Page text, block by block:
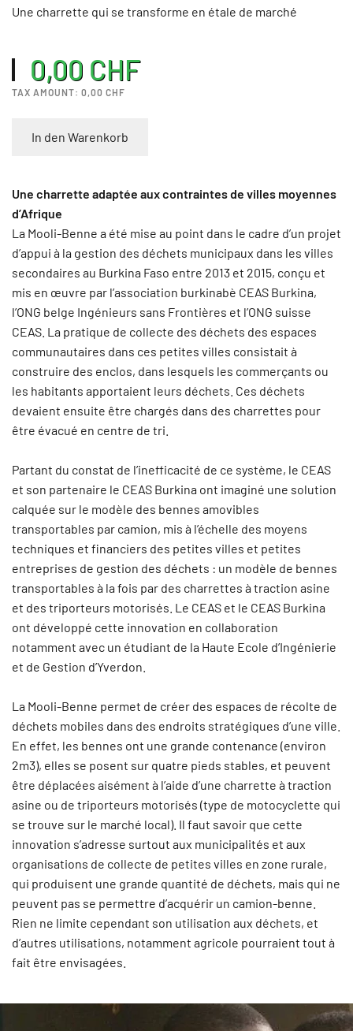
Une charrette qui se transforme en étale de marché
0,00 CHF
TAX AMOUNT: 0,00 CHF
In den Warenkorb
Une charrette adaptée aux contraintes de villes moyennes
d’Afrique
La Mooli-Benne a été mise au point dans le cadre d’un projet
d’appui à la gestion des déchets municipaux dans les villes
secondaires au Burkina Faso entre 2013 et 2015, conçu et
mis en œuvre par l’association burkinabè CEAS Burkina,
l’ONG belge Ingénieurs sans Frontières et l’ONG suisse
CEAS. La pratique de collecte des déchets des espaces
communautaires dans ces petites villes consistait à
construire des enclos, dans lesquels les commerçants ou
les habitants apportaient leurs déchets. Ces déchets
devaient ensuite être chargés dans des charrettes pour
être évacué en centre de tri.
Partant du constat de l’inefficacité de ce système, le CEAS
et son partenaire le CEAS Burkina ont imaginé une solution
calquée sur le modèle des bennes amovibles
transportables par camion, mis à l’échelle des moyens
techniques et financiers des petites villes et petites
entreprises de gestion des déchets : un modèle de bennes
transportables à la fois par des charrettes à traction asine
et des triporteurs motorisés. Le CEAS et le CEAS Burkina
ont développé cette innovation en collaboration
notamment avec un étudiant de la Haute Ecole d’Ingénierie
et de Gestion d’Yverdon.
La Mooli-Benne permet de créer des espaces de récolte de
déchets mobiles dans des endroits stratégiques d’une ville.
En effet, les bennes ont une grande contenance (environ
2m3), elles se posent sur quatre pieds stables, et peuvent
être déplacées aisément à l’aide d’une charrette à traction
asine ou de triporteurs motorisés (type de motocyclette qui
se trouve sur le marché local). Il faut savoir que cette
innovation s’adresse surtout aux municipalités et aux
organisations de collecte de petites villes en zone rurale,
qui produisent une grande quantité de déchets, mais qui ne
peuvent pas se permettre d’acquérir un camion-benne.
Rien ne limite cependant son utilisation aux déchets, et
d’autres utilisations, notamment agricole pourraient tout à
fait être envisagées.